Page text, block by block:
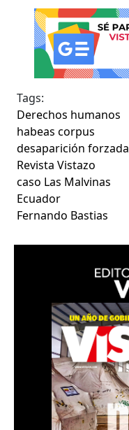
Tags:
Derechos humanos
habeas corpus
desaparición forzada
Revista Vistazo
caso Las Malvinas
Ecuador
Fernando Bastias